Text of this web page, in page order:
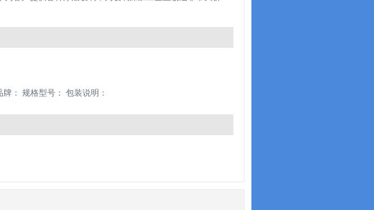
： 规格型号： 包装说明：